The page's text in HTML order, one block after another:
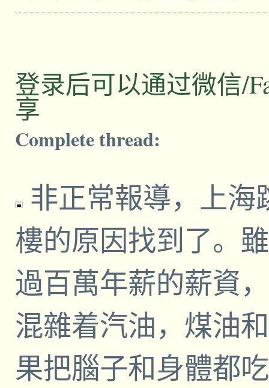
登录后可以通过微信/
享
Complete thread:
非正常報導，上
樓的原因找到了。
過百萬年薪的薪資
混雜着汽油，煤油
果把腦子和身體都